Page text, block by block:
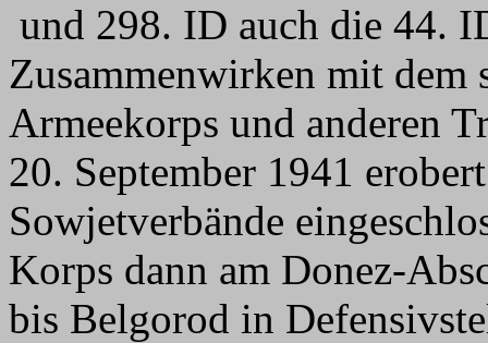
und 298. ID auch die 44.
Zusammenwirken mit
Armeekorps und anderen
20. September 1941
Sowjetverbände
Korps dann am Donez-
bis Belgorod in